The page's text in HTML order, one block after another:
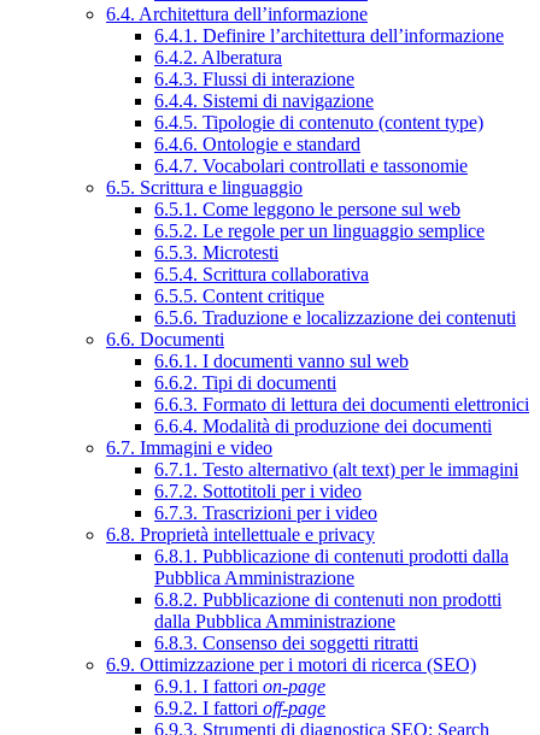
6.4. Architettura dell’informazione
6.4.1. Definire l’architettura dell’informazione
6.4.2. Alberatura
6.4.3. Flussi di interazione
6.4.4. Sistemi di navigazione
6.4.5. Tipologie di contenuto (content type)
6.4.6. Ontologie e standard
6.4.7. Vocabolari controllati e tassonomie
6.5. Scrittura e linguaggio
6.5.1. Come leggono le persone sul web
6.5.2. Le regole per un linguaggio semplice
6.5.3. Microtesti
6.5.4. Scrittura collaborativa
6.5.5. Content critique
6.5.6. Traduzione e localizzazione dei contenuti
6.6. Documenti
6.6.1. I documenti vanno sul web
6.6.2. Tipi di documenti
6.6.3. Formato di lettura dei documenti elettronici
6.6.4. Modalità di produzione dei documenti
6.7. Immagini e video
6.7.1. Testo alternativo (alt text) per le immagini
6.7.2. Sottotitoli per i video
6.7.3. Trascrizioni per i video
6.8. Proprietà intellettuale e privacy
6.8.1. Pubblicazione di contenuti prodotti dalla
Pubblica Amministrazione
6.8.2. Pubblicazione di contenuti non prodotti
dalla Pubblica Amministrazione
6.8.3. Consenso dei soggetti ritratti
6.9. Ottimizzazione per i motori di ricerca (SEO)
6.9.1. I fattori on-page
6.9.2. I fattori off-page
6.9.3. Strumenti di diagnostica SEO: Search